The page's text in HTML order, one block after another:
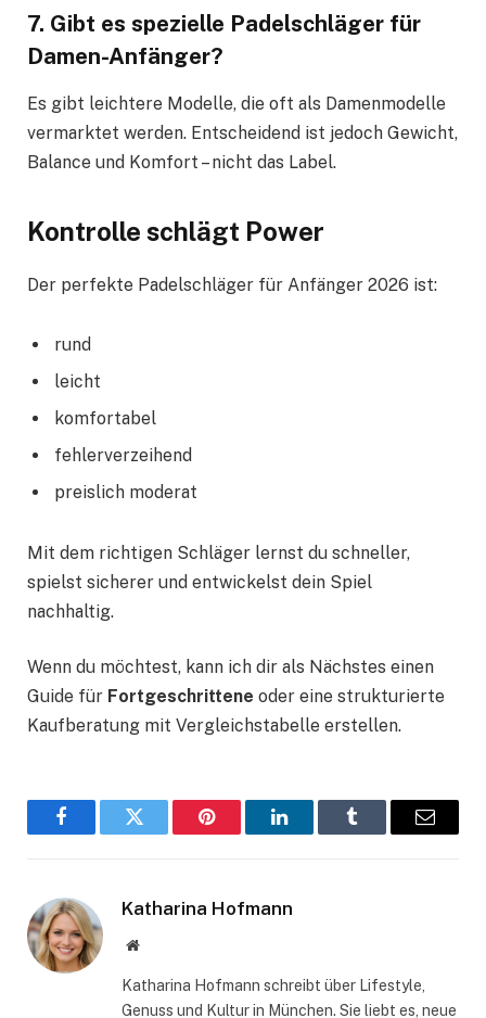
7. Gibt es spezielle Padelschläger für
Damen-Anfänger?
Es gibt leichtere Modelle, die oft als Damenmodelle
vermarktet werden. Entscheidend ist jedoch Gewicht,
Balance und Komfort – nicht das Label.
Kontrolle schlägt Power
Der perfekte Padelschläger für Anfänger 2026 ist:
rund
leicht
komfortabel
fehlerverzeihend
preislich moderat
Mit dem richtigen Schläger lernst du schneller,
spielst sicherer und entwickelst dein Spiel
nachhaltig.
Wenn du möchtest, kann ich dir als Nächstes einen
Guide für Fortgeschrittene oder eine strukturierte
Kaufberatung mit Vergleichstabelle erstellen.
FacebookTwitter Pinterest LinkedInTumblr Email
Katharina Hofmann
Website
Katharina Hofmann schreibt über Lifestyle,
Genuss und Kultur in München. Sie liebt es, neue